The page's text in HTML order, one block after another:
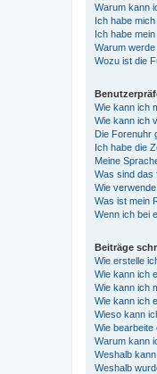
Warum kann
Ich habe
Ich habe
Warum
Wozu ist die
Wie kann ich
Wie kann ich
Die Forenuhr
Ich habe die
Meine
Was sind das
Wie
Was ist mein
Wenn ich bei
Beiträge
Wie erstelle
Wie kann ich
Wie kann ich
Wie kann ich
Wieso kann
Wie bearbeite
Warum kann
Weshalb
Weshalb